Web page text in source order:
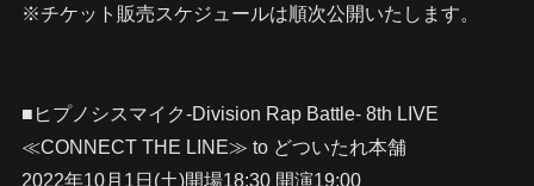
※チケット販売スケジュールは順次公開いたします。
■ヒプノシスマイク-Division Rap Battle- 8th LIVE
≪CONNECT THE LINE≫ to どついたれ本舗
2022年10月1日(土)開場18:30 開演19:00